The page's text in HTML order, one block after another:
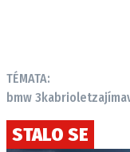
TÉMATA:
bmw 3kabriolet
STALO SE